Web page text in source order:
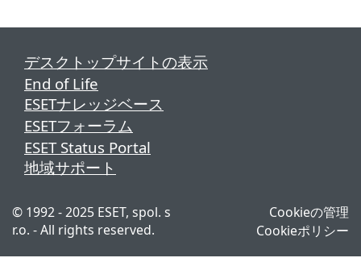
デスクトップサイトの表示
End of Life
ESETナレッジベース
ESETフォーラム
ESET Status Portal
地域サポート
© 1992 - 2025 ESET, spol. s
r.o. - All rights reserved.
Cookieの管理
Cookieポリシー